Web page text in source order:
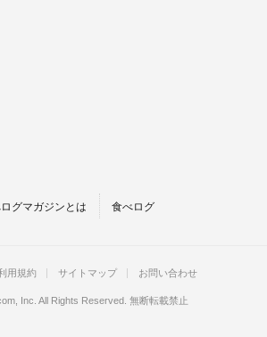
グマガジンとは 食べログ
用規約 サイトマップ お問い合わせ
Inc. All Rights Reserved. 無断転載禁止